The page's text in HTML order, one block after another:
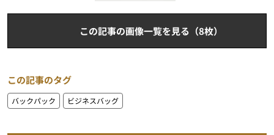
この記事の画像一覧を見る（8枚）
この記事のタグ
バックパック ビジネスバッグ